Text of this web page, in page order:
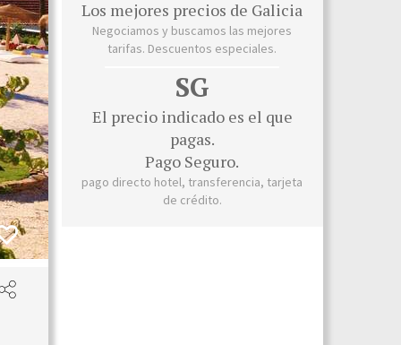
Los mejores precios de Galicia
Negociamos y buscamos las mejores
tarifas. Descuentos especiales.
SG
El precio indicado es el que
pagas.
Pago Seguro.
pago directo hotel, transferencia, tarjeta
de crédito.